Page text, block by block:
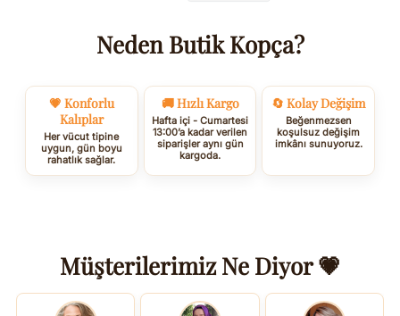
Neden Butik Kopça?
💗 Konforlu
Kalıplar
Her vücut tipine
uygun, gün boyu
rahatlık sağlar.
🚚 Hızlı Kargo
Hafta içi - Cumartesi
13:00’a kadar verilen
siparişler aynı gün
kargoda.
🔄 Kolay Değişim
Beğenmezsen
koşulsuz değişim
imkânı sunuyoruz.
Müşterilerimiz Ne Diyor 💗